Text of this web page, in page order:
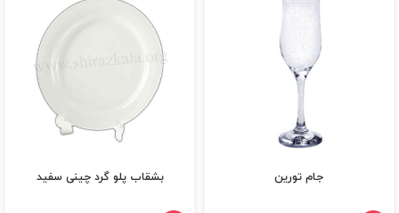
جام تورین بشقاب پلو گرد چینی سفید